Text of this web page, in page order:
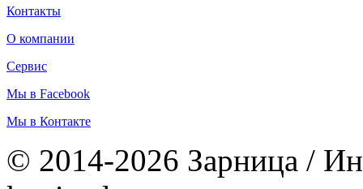
Контакты
О компании
Сервис
Мы в Facebook
Мы в Контакте
© 2014-2026 Зарница /